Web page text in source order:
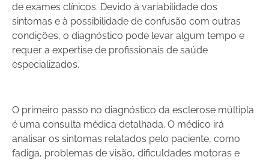
de exames clínicos. Devido à variabilidade dos
sintomas e à possibilidade de confusão com outras
condições, o diagnóstico pode levar algum tempo e
requer a expertise de profissionais de saúde
especializados.
O primeiro passo no diagnóstico da esclerose múltipla
é uma consulta médica detalhada. O médico irá
analisar os sintomas relatados pelo paciente, como
fadiga, problemas de visão, dificuldades motoras e